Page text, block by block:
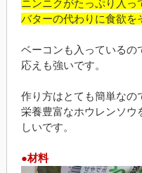
ニンニクがたっぷり入っ
バターの代わりに食欲を
ベーコンも入っているの
応えも強いです。
作り方はとても簡単なの
栄養豊富なホウレンソウ
しいです。
●材料